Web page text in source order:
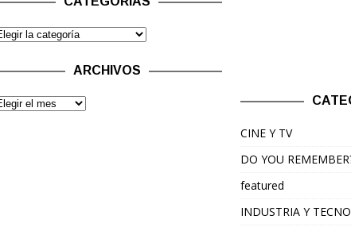
ARCHIVOS
CINE Y TV
DO YOU
featured
INDUSTRIA Y